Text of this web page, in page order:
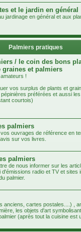
et le jardin en général
jardinage en général et aux
Palmiers pratiques
/ le coin des bons
graines et palmiers
!
vos surplus de plants et
préférées et aussi
courtois)
palmiers
ouvrages de référence en
sur vos livres.
palmiers
de nous informer sur les
radio et TV et sites
palmier.
anciens, cartes postales....) ,
les objets d'art
(après tout la cuisine est